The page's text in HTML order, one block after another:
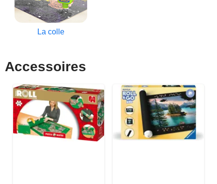
La colle
Accessoires